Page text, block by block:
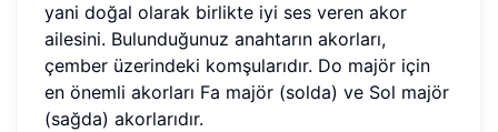
yani doğal olarak birlikte iyi ses veren akor
ailesini. Bulunduğunuz anahtarın akorları,
çember üzerindeki komşularıdır. Do majör için
en önemli akorları Fa majör (solda) ve Sol majör
(sağda) akorlarıdır.